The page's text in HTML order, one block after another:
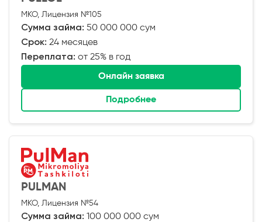
МКО, Лицензия №105
Сумма займа: 50 000 000 сум
Срок: 24 месяцев
Переплата: от 25% в год
Онлайн заявка
Подробнее
PULMAN
МКО, Лицензия №54
Сумма займа: 100 000 000 сум